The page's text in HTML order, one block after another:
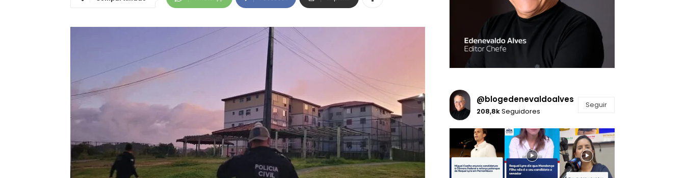
@blogedenevaldoalves
208,8kSeguidores
Seguir